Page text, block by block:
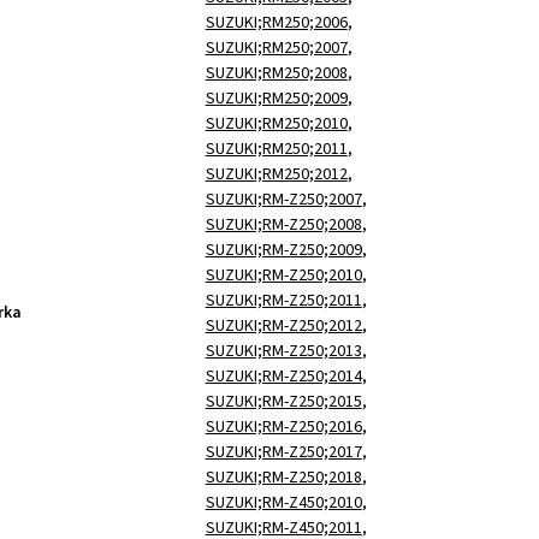
SUZUKI;RM250;2006,
SUZUKI;RM250;2007,
SUZUKI;RM250;2008,
SUZUKI;RM250;2009,
SUZUKI;RM250;2010,
SUZUKI;RM250;2011,
SUZUKI;RM250;2012,
SUZUKI;RM-Z250;2007,
SUZUKI;RM-Z250;2008,
SUZUKI;RM-Z250;2009,
SUZUKI;RM-Z250;2010,
SUZUKI;RM-Z250;2011,
SUZUKI;RM-Z250;2012,
SUZUKI;RM-Z250;2013,
SUZUKI;RM-Z250;2014,
SUZUKI;RM-Z250;2015,
SUZUKI;RM-Z250;2016,
SUZUKI;RM-Z250;2017,
SUZUKI;RM-Z250;2018,
SUZUKI;RM-Z450;2010,
SUZUKI;RM-Z450;2011,